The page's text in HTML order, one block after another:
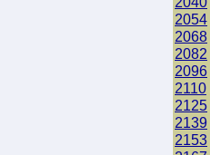
2054
2068
2082
2096
2110
2125
2139
2153